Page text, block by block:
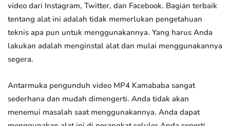
video dari Instagram, Twitter, dan Facebook. Bagian terbaik
tentang alat ini adalah tidak memerlukan pengetahuan
teknis apa pun untuk menggunakannya. Yang harus Anda
lakukan adalah menginstal alat dan mulai menggunakannya
segera.
Antarmuka pengunduh video MP4 Kamababa sangat
sederhana dan mudah dimengerti. Anda tidak akan
menemui masalah saat menggunakannya. Anda dapat